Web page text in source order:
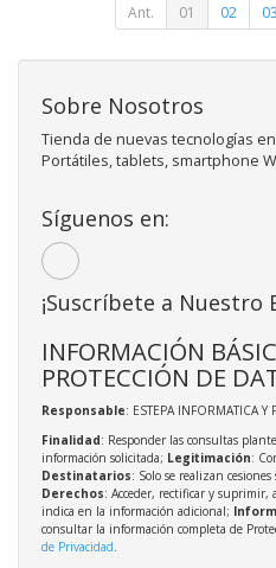
Ant. 01 02 03
Sobre Nosotros
Tienda de nuevas tecnologías
Portátiles, tablets, smartphone
Síguenos en:
¡Suscríbete a Nuestro
INFORMACIÓN
PROTECCIÓN DE
Responsable: ESTEPA INFORMATICA Y
Finalidad: Responder las consultas
información solicitada; Legitimación:
Destinatarios: Solo se realizan
Derechos: Acceder, rectificar y suprimir,
indica en la información adicional;
consultar la información completa de
de Privacidad.